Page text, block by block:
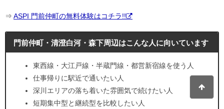
⇒ ASPI 門前仲町の無料体験はコチラ!!
門前仲町・清澄白河・森下周辺はこんな人に向いています
東西線・大江戸線・半蔵門線・都営新宿線を使う人
仕事帰りに駅近で通いたい人
深川エリアの落ち着いた雰囲気で続けたい人
短期集中型と継続型を比較したい人